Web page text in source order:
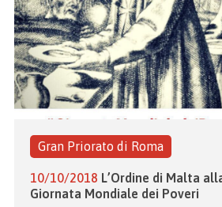
Gran Priorato di Roma
10/10/2018 L’Ordine di Malta
Giornata Mondiale dei Poveri